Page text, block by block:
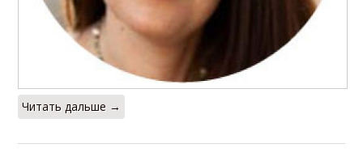
Читать дальше →